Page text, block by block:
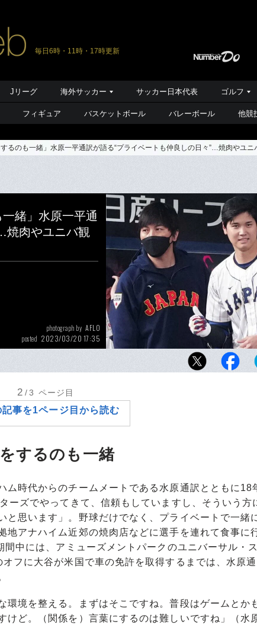
毎日6時・11時・17時更新
Jリーグ 海外サッカー サッカー日本代表 ゴルフ
フィギュア バスケットボール バレーボール 他競
るのも一緒」水原一平通訳が語る“プライベートも仲良しの日々”…焼肉やユ
緒」水原一平通
焼肉やユニバ観
photograph by AFLO
posted 2023/03/20 17:35
大谷のアメリカ生活も公私にわたって支え
2 /3 ページ目
記事を1ページ目から読む
するのも一緒
時代からのチームメートである水原通訳とともに18
ーズでやってきて、信頼もしていますし、そういう方
と思います」。野球だけでなく、プライベートで一緒
地アナハイム近郊の焼肉店などに選手を連れて食事に
中には、アミューズメントパークのユニバーサル・ス
フに大谷が米国で車の免許を取得するまでは、水原通
環境を整える。まずはそこですね。普段はゲームとか
けど。（関係を）言葉にするのは難しいですね」（水